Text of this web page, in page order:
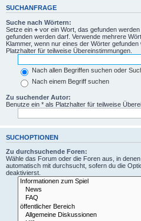
SUCHANFRAGE
Suche nach Wörtern:
Setze ein + vor ein Wort, das gefunden
gefunden werden darf. Verwende mehrere
Klammer, wenn nur eines der Wörter
Platzhalter für teilweise Übereinstimmungen.
Nach allen Begriffen suchen oder
Nach einem Begriff suchen
Zu suchender Autor:
Benutze ein * als Platzhalter für teilweise
SUCHOPTIONEN
Zu durchsuchende Foren:
Wähle das Forum oder die Foren aus, in
automatisch mit durchsucht, sofern du die
deaktivierst.